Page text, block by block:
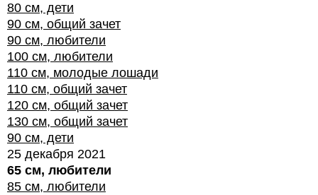
80 см, дети
90 см, общий зачет
90 см, любители
100 см, любители
110 см, молодые лошади
110 см, общий зачет
120 см, общий зачет
130 см, общий зачет
90 см, дети
25 декабря 2021
65 см, любители
85 см, любители